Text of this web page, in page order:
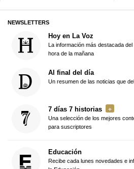
NEWSLETTERS
Hoy en La Voz
La información más destacada
hora de la mañana
Al final del día
Un resumen de las noticias que
7 días 7 historias
Una selección de los mejores
para suscriptores
Educación
Recibe cada lunes novedades e